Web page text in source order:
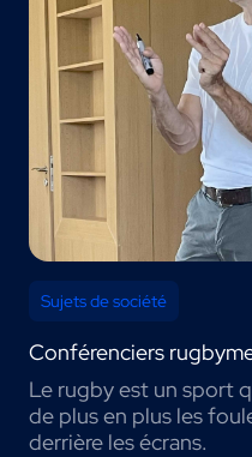
Sujets de société
Conférenciers
Le rugby est un sport
de plus en plus les
derrière les écrans.